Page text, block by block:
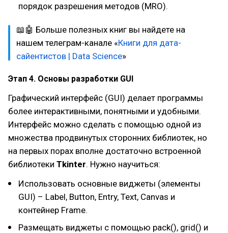
порядок разрешения методов (MRO).
📖🤖 Больше полезных книг вы найдете на
нашем телеграм-канале «Книги для дата-
сайентистов | Data Science»
Этап 4. Основы разработки GUI
Графический интерфейс (GUI) делает программы
более интерактивными, понятными и удобными.
Интерфейс можно сделать с помощью одной из
множества продвинутых сторонних библиотек, но
на первых порах вполне достаточно встроенной
библиотеки Tkinter. Нужно научиться:
Использовать основные виджеты (элементы
GUI) – Label, Button, Entry, Text, Canvas и
контейнер Frame.
Размещать виджеты с помощью pack(), grid() и